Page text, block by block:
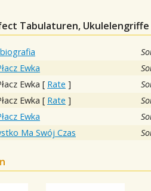
Tabulaturen,
Ewka
Ewka [ Rate ]
Ewka [ Rate ]
Ewka
Ma Swój Czas